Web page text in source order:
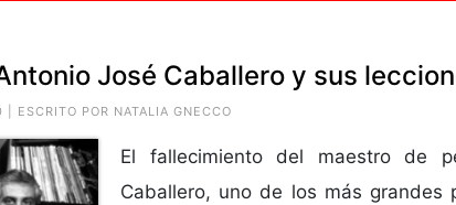
José Caballero y sus
ESCRITO POR NATALIA GNECCO
El fallecimiento del maestro de
Caballero, uno de los más grandes